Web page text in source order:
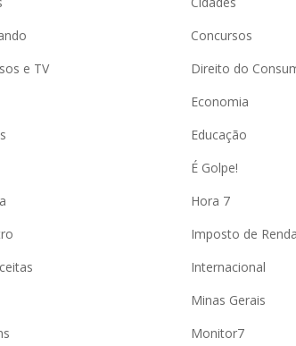
e TV
Concursos
Direito do
Economia
Educação
É Golpe!
Hora 7
Imposto de Renda
Internacional
Minas Gerais
Monitor7